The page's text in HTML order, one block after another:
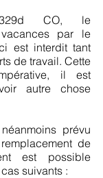
CO, le
par le
est interdit tant
de travail. Cette
il est
autre chose
prévu
de
est possible
suivants :